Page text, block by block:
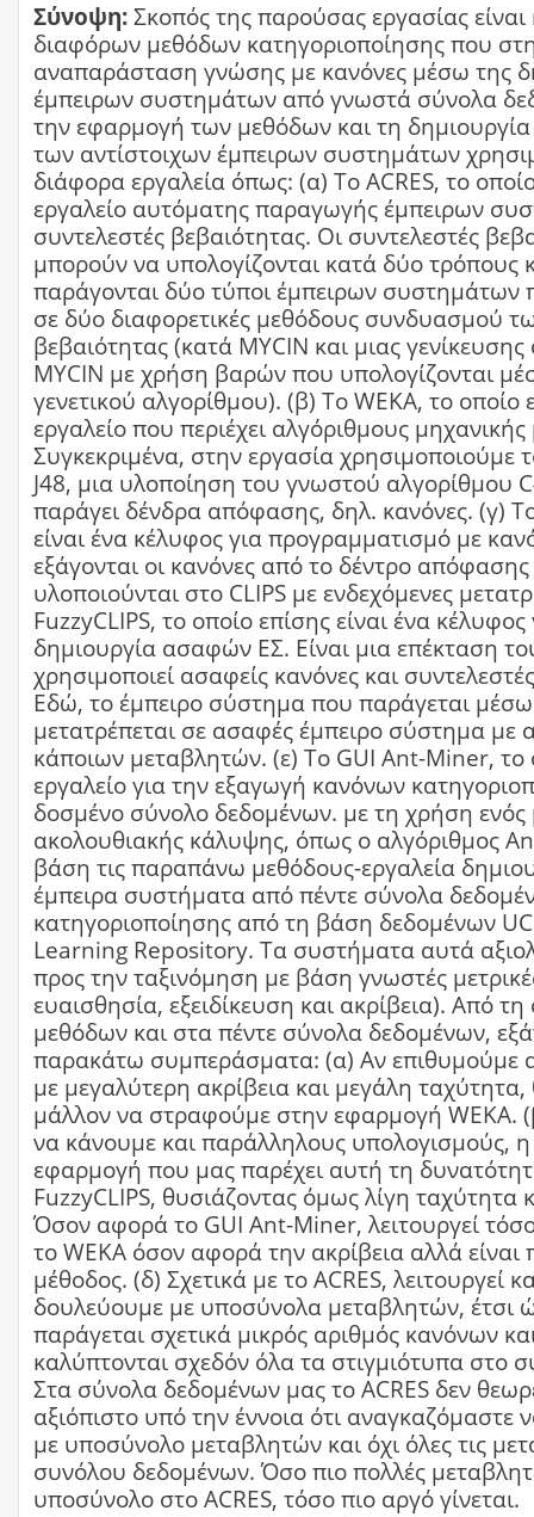
Σύνοψη:Σκοπός της παρούσας εργασίας
διαφόρων μεθόδων κατηγοριοποίησης που
αναπαράσταση γνώσης με κανόνες μέσω της
έμπειρων συστημάτων από γνωστά σύνολα
την εφαρμογή των μεθόδων και τη
των αντίστοιχων έμπειρων συστημάτων
διάφορα εργαλεία όπως: (α) Το ACRES, το
εργαλείο αυτόματης παραγωγής έμπειρων
συντελεστές βεβαιότητας. Οι συντελεστές
μπορούν να υπολογίζονται κατά δύο τρόπους
παράγονται δύο τύποι έμπειρων συστημάτων
σε δύο διαφορετικές μεθόδους συνδυασμού
βεβαιότητας (κατά MYCIN και μιας
MYCIN με χρήση βαρών που υπολογίζονται
γενετικού αλγορίθμου). (β) Το WEKA, το οποίο
εργαλείο που περιέχει αλγόριθμους
Συγκεκριμένα, στην εργασία χρησιμοποιούμε
J48, μια υλοποίηση του γνωστού αλγορίθμου
παράγει δένδρα απόφασης, δηλ. κανόνες. (γ)
είναι ένα κέλυφος για προγραμματισμό με
εξάγονται οι κανόνες από το δέντρο απόφασης
υλοποιούνται στο CLIPS με ενδεχόμενες
FuzzyCLIPS, το οποίο επίσης είναι ένα κέλυφος
δημιουργία ασαφών ΕΣ. Είναι μια επέκταση
χρησιμοποιεί ασαφείς κανόνες και
Εδώ, το έμπειρο σύστημα που παράγεται μέσω
μετατρέπεται σε ασαφές έμπειρο σύστημα
κάποιων μεταβλητών. (ε) Το GUI Ant-Miner, το
εργαλείο για την εξαγωγή κανόνων
δοσμένο σύνολο δεδομένων. με τη χρήση ενός
ακολουθιακής κάλυψης, όπως ο αλγόριθμος
βάση τις παραπάνω μεθόδους-εργαλεία
έμπειρα συστήματα από πέντε σύνολα
κατηγοριοποίησης από τη βάση δεδομένων
Learning Repository. Τα συστήματα αυτά
προς την ταξινόμηση με βάση γνωστές
ευαισθησία, εξειδίκευση και ακρίβεια). Από
μεθόδων και στα πέντε σύνολα δεδομένων,
παρακάτω συμπεράσματα: (α) Αν επιθυμούμε
με μεγαλύτερη ακρίβεια και μεγάλη ταχύτητα,
μάλλον να στραφούμε στην εφαρμογή WEKA.
να κάνουμε και παράλληλους υπολογισμούς,
εφαρμογή που μας παρέχει αυτή τη
FuzzyCLIPS, θυσιάζοντας όμως λίγη ταχύτητα
Όσον αφορά το GUI Ant-Miner, λειτουργεί
το WEKA όσον αφορά την ακρίβεια αλλά είναι
μέθοδος. (δ) Σχετικά με το ACRES, λειτουργεί
δουλεύουμε με υποσύνολα μεταβλητών, έτσι
παράγεται σχετικά μικρός αριθμός κανόνων
καλύπτονται σχεδόν όλα τα στιγμιότυπα στο
Στα σύνολα δεδομένων μας το ACRES δεν
αξιόπιστο υπό την έννοια ότι αναγκαζόμαστε
με υποσύνολο μεταβλητών και όχι όλες τις
συνόλου δεδομένων. Όσο πιο πολλές
υποσύνολο στο ACRES, τόσο πιο αργό γίνεται.